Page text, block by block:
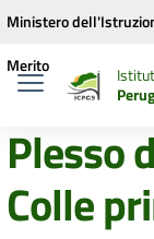
Vai ai contenuti
Vai al menu di
Vai al footer
Ministero
Merito
Plesso
Colle